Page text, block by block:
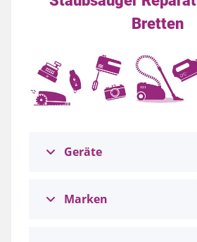
Bretten
Geräte
Marken